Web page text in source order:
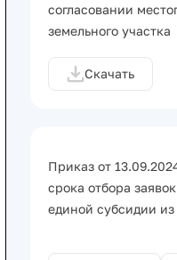
согласовании
земельного участка
Скачать
Приказ от
срока отбора
единой субсидии